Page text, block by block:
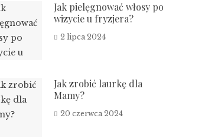
Jak pielęgnować włosy po
wizycie u fryzjera?
2 lipca 2024
Jak zrobić laurkę dla
Mamy?
20 czerwca 2024